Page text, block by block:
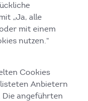
„Ja, alle
mit einem
nutzen.“
Cookies
Anbietern
angeführten